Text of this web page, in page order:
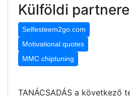
Külföldi
Selfesteem2go.com
Motivational quotes
MMC chiptuning
TANÁCSADÁS a következő